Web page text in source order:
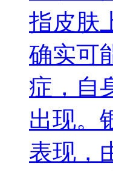
指皮肤
确实可
症，自
出现。
表现，